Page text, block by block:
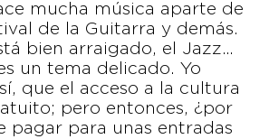
mucha música aparte de
de la Guitarra y demás.
bien arraigado, el Jazz…
un tema delicado. Yo
que el acceso a la cultura
pero entonces, ¿por
pagar para unas entradas